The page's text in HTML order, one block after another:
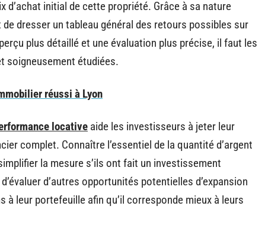
d’achat initial de cette propriété. Grâce à sa nature
dresser un tableau général des retours possibles sur
plus détaillé et une évaluation plus précise, il faut les
soigneusement étudiées.
réussi à Lyon
locative aide les investisseurs à jeter leur
complet. Connaître l’essentiel de la quantité d’argent
la mesure s’ils ont fait un investissement
d’autres opportunités potentielles d’expansion
à leur portefeuille afin qu’il corresponde mieux à leurs